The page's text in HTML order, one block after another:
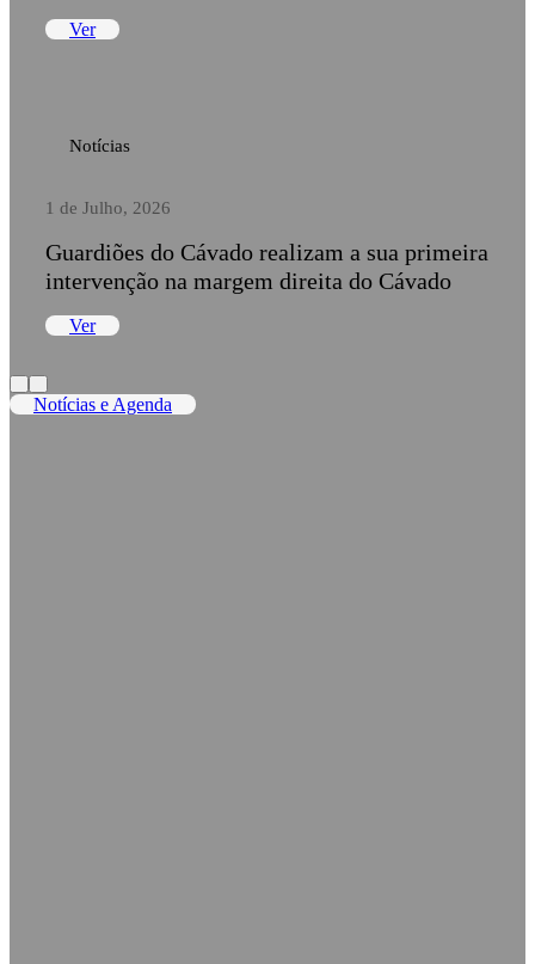
Ver
Notícias
1 de Julho, 2026
Guardiões do Cávado realizam a sua primeira
intervenção na margem direita do Cávado
Ver
Notícias e Agenda